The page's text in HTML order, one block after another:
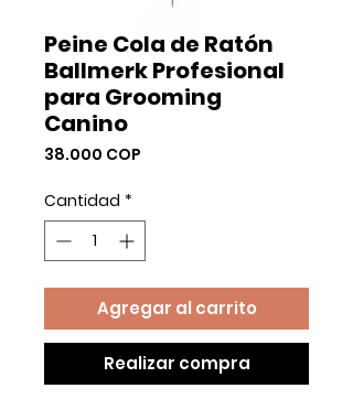
Peine Cola de Ratón
Ballmerk Profesional
para Grooming
Canino
38.000 COP
Cantidad *
Agregar al carrito
Realizar compra